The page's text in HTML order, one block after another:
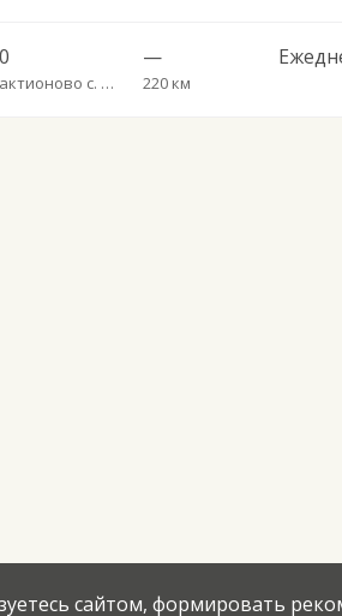
Галактионово с. пов.
—
220 км
сайтом, формировать